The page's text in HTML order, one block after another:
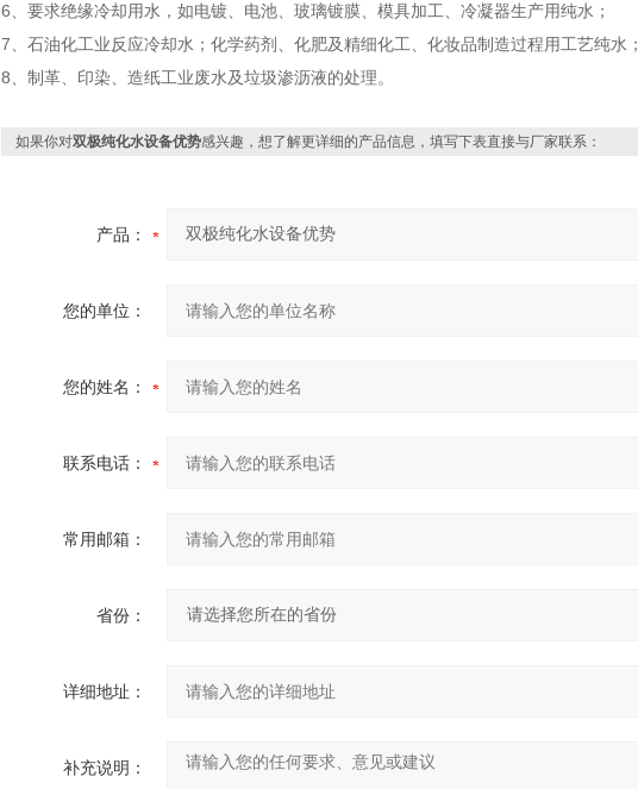
6、要求绝缘冷却用水，如电镀、电池、玻璃镀膜、模具加工、冷凝器生产用纯水；
7、石油化工业反应冷却水；化学药剂、化肥及精细化工、化妆品制造过程用工艺纯水；
8、制革、印染、造纸工业废水及垃圾渗沥液的处理。
如果你对双极纯化水设备优势感兴趣，想了解更详细的产品信息，填写下表直接与厂家联系：
产品：
您的单位：
您的姓名：
联系电话：
常用邮箱：
省份：
详细地址：
补充说明：